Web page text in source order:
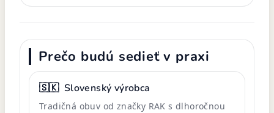
Prečo budú sedieť v praxi
🇸🇰 Slovenský výrobca
Tradičná obuv od značky RAK s dlhoročnou